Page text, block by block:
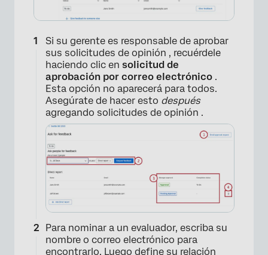
×
Si su gerente es responsable de aprobar
sus solicitudes de opinión , recuérdele
haciendo clic en solicitud de
aprobación por correo electrónico .
Esta opción no aparecerá para todos.
Asegúrate de hacer esto después
agregando solicitudes de opinión .
Para nominar a un evaluador, escriba su
nombre o correo electrónico para
encontrarlo. Luego define su relación